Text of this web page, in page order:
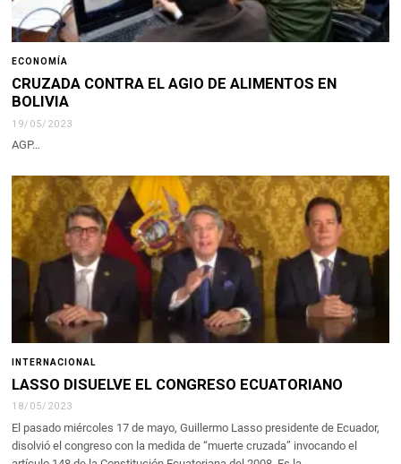
ECONOMÍA
CRUZADA CONTRA EL AGIO DE ALIMENTOS EN
BOLIVIA
19/05/2023
AGP…
INTERNACIONAL
LASSO DISUELVE EL CONGRESO ECUATORIANO
18/05/2023
El pasado miércoles 17 de mayo, Guillermo Lasso presidente de Ecuador,
disolvió el congreso con la medida de “muerte cruzada” invocando el